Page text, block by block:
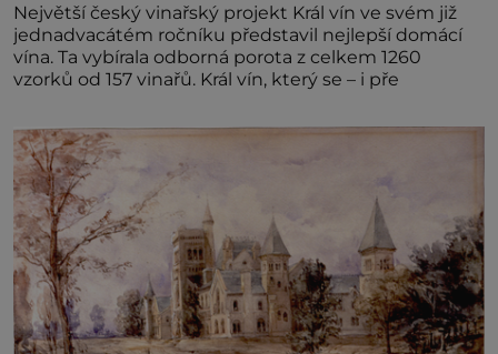
Největší český vinařský projekt Král vín ve svém již
jednadvacátém ročníku představil nejlepší domácí
vína. Ta vybírala odborná porota z celkem 1260
vzorků od 157 vinařů. Král vín, který se – i pře